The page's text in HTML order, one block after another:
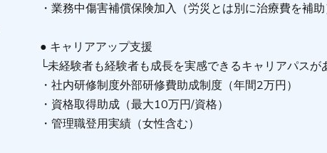
・業務中傷害補償保険加入（労災とは別に治療費を補助
● キャリアアップ支援
└未経験者も経験者も成長を実感できるキャリアパスが
・社内研修制度外部研修費助成制度（年間2万円）
・資格取得助成（最大10万円/資格）
・管理職登用実績（女性含む）